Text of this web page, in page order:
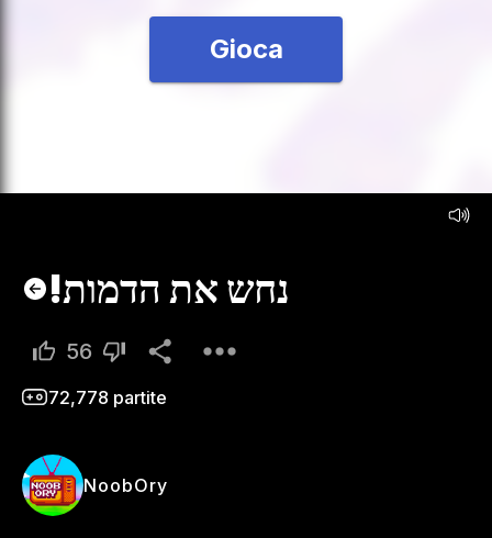
Gioca
!נחש את הדמות
56
72,778 partite
NoobOry